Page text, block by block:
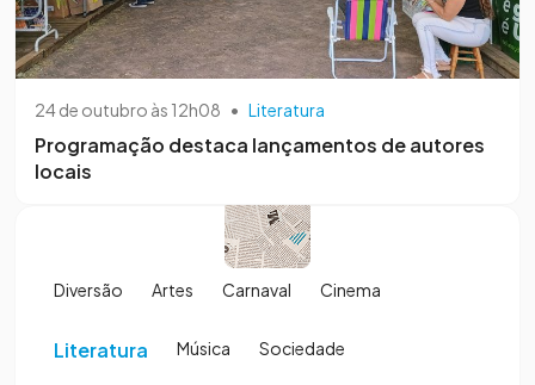
24 de outubro às 12h08 • Literatura
Programação destaca lançamentos de autores
locais
Diversão Artes Carnaval Cinema
Literatura Música Sociedade